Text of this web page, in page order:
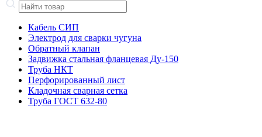
Кабель СИП
Электрод для сварки чугуна
Обратный клапан
Задвижка стальная фланцевая Ду-150
Труба НКТ
Перфорированный лист
Кладочная сварная сетка
Труба ГОСТ 632-80